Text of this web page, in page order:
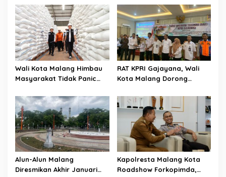
Wali Kota Malang Himbau
Masyarakat Tidak Panic
RAT KPRI Gajayana, Wali
Kota Malang Dorong
Kesejahteraan ASN
Alun-Alun Malang
Diresmikan Akhir Januari
Kapolresta Malang Kota
Roadshow Forkopimda,